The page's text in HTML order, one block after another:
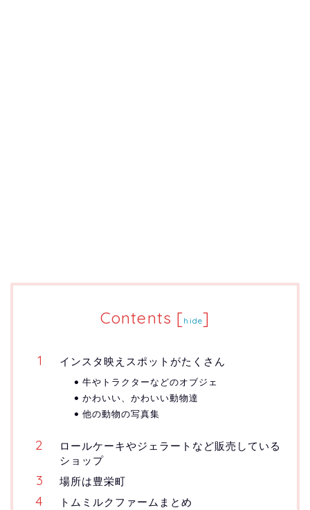
Contents [hide]
インスタ映えスポットがたくさん
牛やトラクターなどのオブジェ
かわいい、かわいい動物達
他の動物の写真集
ロールケーキやジェラートなど販売している
ショップ
場所は豊栄町
トムミルクファームまとめ